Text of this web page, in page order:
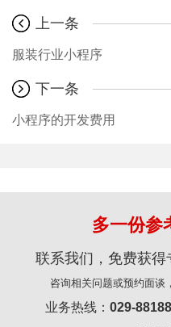
上一条
服装行业小程序
下一条
小程序的开发费用
多一份参
联系我们，免费获
咨询相关问题或预约面谈
业务热线： 029-